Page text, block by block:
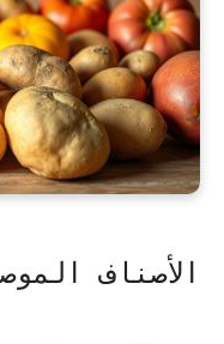
الأصناف